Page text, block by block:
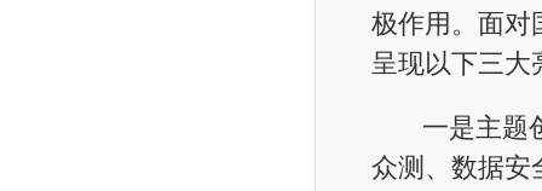
极作用。面对
呈现以下三大
一是主题创
众测、数据安